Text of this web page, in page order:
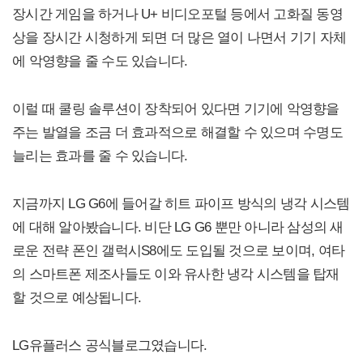
장시간 게임을 하거나 U+ 비디오포털 등에서 고화질 동영
상을 장시간 시청하게 되면 더 많은 열이 나면서 기기 자체
에 악영향을 줄 수도 있습니다.
이럴 때 쿨링 솔루션이 장착되어 있다면 기기에 악영향을
주는 발열을 조금 더 효과적으로 해결할 수 있으며 수명도
늘리는 효과를 줄 수 있습니다.
지금까지 LG G6에 들어갈 히트 파이프 방식의 냉각 시스템
에 대해 알아봤습니다. 비단 LG G6 뿐만 아니라 삼성의 새
로운 전략 폰인 갤럭시S8에도 도입될 것으로 보이며, 여타
의 스마트폰 제조사들도 이와 유사한 냉각 시스템을 탑재
할 것으로 예상됩니다.
LG유플러스 공식블로그였습니다.